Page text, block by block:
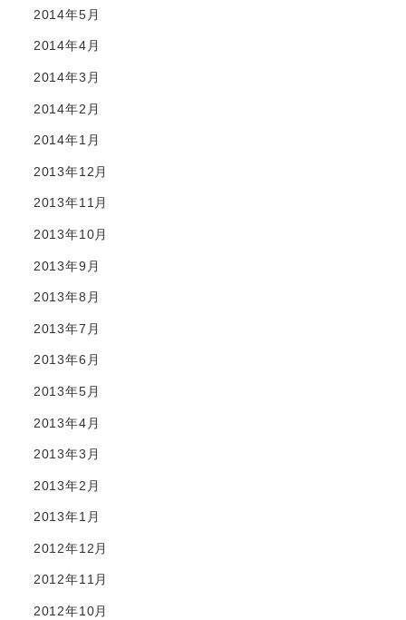
2014年5月
2014年4月
2014年3月
2014年2月
2014年1月
2013年12月
2013年11月
2013年10月
2013年9月
2013年8月
2013年7月
2013年6月
2013年5月
2013年4月
2013年3月
2013年2月
2013年1月
2012年12月
2012年11月
2012年10月